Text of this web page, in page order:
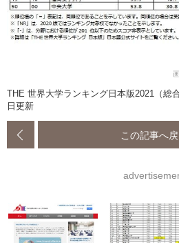
THE 世界大学ランキング日本版2021（総
日更新
この記事へ戻